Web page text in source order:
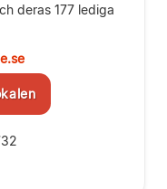
deras 177 lediga